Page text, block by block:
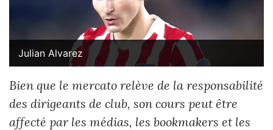
Julian Alvarez
Bien que le mercato relève de la responsabilité
des dirigeants de club, son cours peut être
affecté par les médias, les bookmakers et les